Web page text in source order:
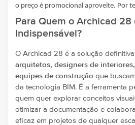
o preço é promocional aproveite. Por
Para Quem o Archicad 28
Indispensável?
O Archicad 28 é a solução
arquitetos, designers de
equipes de construção que
da tecnologia BIM. É a ferramenta
quem quer explorar conceitos
otimizar a documentação e
eficaz em projetos de qualquer